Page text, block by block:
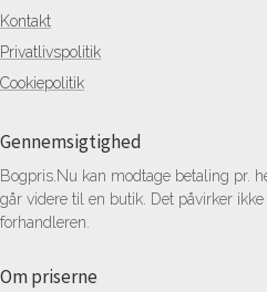
Kontakt
Privatlivspolitik
Cookiepolitik
Gennemsigtighed
Bogpris.Nu kan modtage betaling pr.
går videre til en butik. Det påvirker
forhandleren.
Om priserne